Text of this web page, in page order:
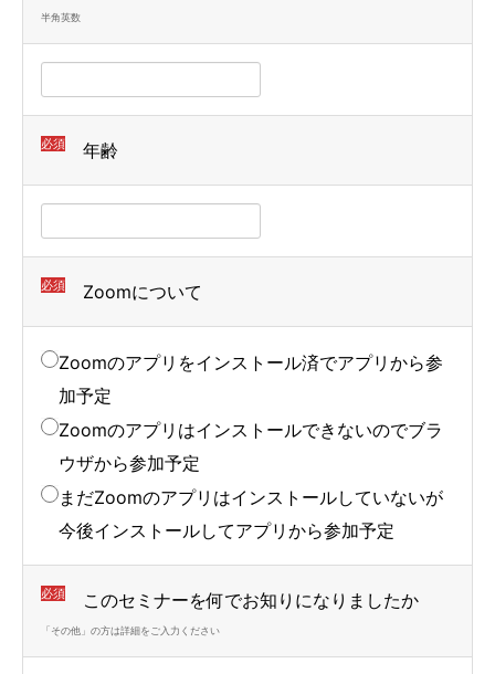
半角英数
必須 年齢
必須 Zoomについて
Zoomのアプリをインストール済でアプリから参
加予定
Zoomのアプリはインストールできないのでブラ
ウザから参加予定
まだZoomのアプリはインストールしていないが
今後インストールしてアプリから参加予定
必須 このセミナーを何でお知りになりましたか
「その他」の方は詳細をご入力ください